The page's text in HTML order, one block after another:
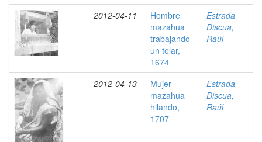
2012-04-11
Hombre
mazahua
trabajando
un telar,
1674
Estrada
Discua,
Raúl
2012-04-13
Mujer
mazahua
hilando,
1707
Estrada
Discua,
Raúl